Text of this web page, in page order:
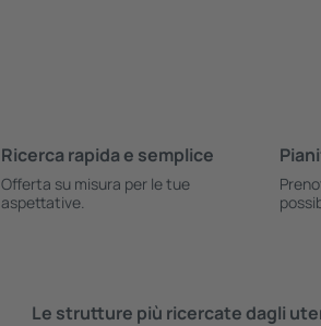
Ricerca rapida e semplice
Offerta su misura per le tue
aspettative.
Le strutture più ricercate dagli